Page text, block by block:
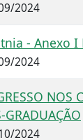
2024
- Anexo
2024
NOS
GRADUAÇÃO
2024